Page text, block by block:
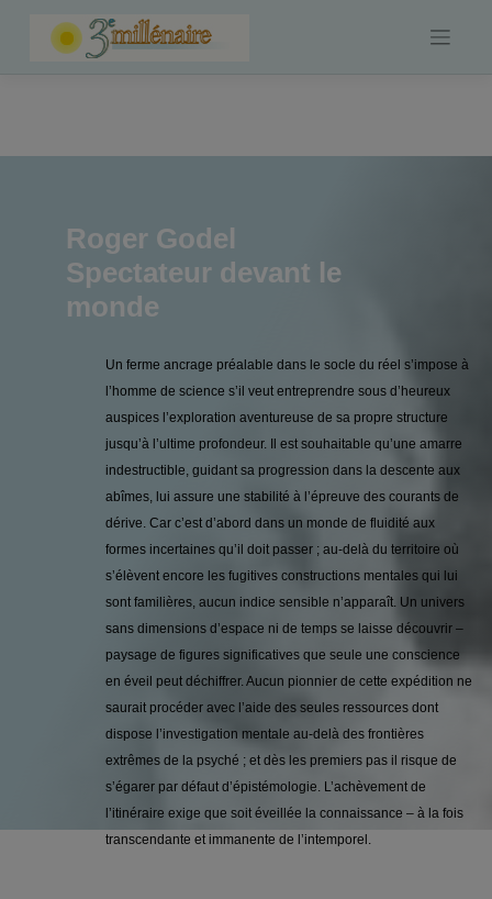
Roger Godel
Spectateur devant le
monde
Un ferme ancrage préalable dans le socle du réel s’impose à
l’homme de science s’il veut entreprendre sous d’heureux
auspices l’exploration aventureuse de sa propre structure
jusqu’à l’ultime profondeur. Il est souhaitable qu’une amarre
indestructible, guidant sa progression dans la descente aux
abîmes, lui assure une stabilité à l’épreuve des courants de
dérive. Car c’est d’abord dans un monde de fluidité aux
formes incertaines qu’il doit passer ; au-delà du territoire où
s’élèvent encore les fugitives constructions mentales qui lui
sont familières, aucun indice sensible n’apparaît. Un uni­vers
sans dimensions d’espace ni de temps se laisse découvrir –
paysage de figures significatives que seule une conscience
en éveil peut déchiffrer. Aucun pionnier de cette expédition ne
saurait procéder avec l’aide des seules ressources dont
dispose l’investigation mentale au-delà des frontières
extrêmes de la psyché ; et dès les premiers pas il risque de
s’égarer par défaut d’épisté­mologie. L’achèvement de
l’itinéraire exige que soit éveillée la connaissance – à la fois
transcendante et immanente de l’intemporel.